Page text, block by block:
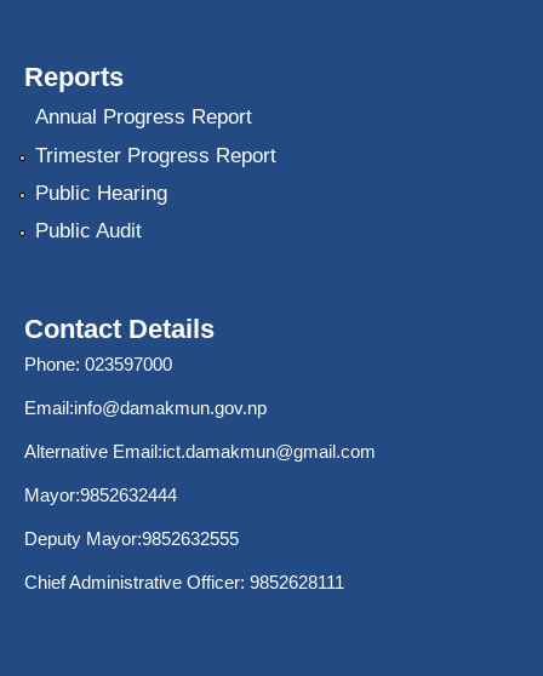
Reports
Annual Progress Report
Trimester Progress Report
Public Hearing
Public Audit
Contact Details
Phone: 023597000
Email:info@damakmun.gov.np
Alternative Email:ict.damakmun@gmail.com
Mayor:9852632444
Deputy Mayor:9852632555
Chief Administrative Officer: 9852628111